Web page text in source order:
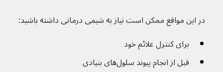
در این مواقع ممکن است نیاز به شیمی درمانی داشته باشید:
برای کنترل علائم خود
قبل از انجام پیوند سلول‌های بنیادی